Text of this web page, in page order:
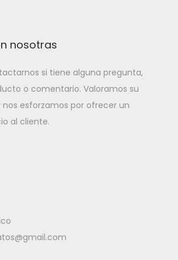
nosotras
si tiene alguna pregunta,
o comentario. Valoramos su
esforzamos por ofrecer un
al cliente.